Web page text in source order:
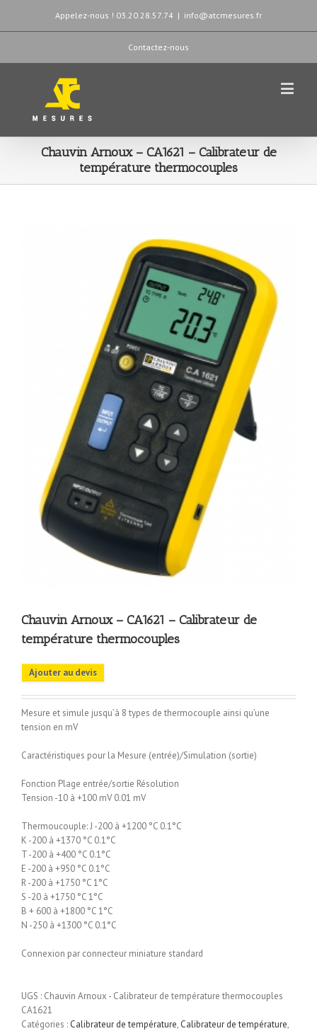
Appelez-nous ! 03.20.28.57.74 | info@atcmesures.fr
Contactez-nous
Chauvin Arnoux – CA1621 – Calibrateur de
température thermocouples
Chauvin Arnoux – CA1621 – Calibrateur de
température thermocouples
Ajouter au devis
Mesure et simule jusqu’à 8 types de thermocouple ainsi qu’une
tension en mV
Caractéristiques pour la Mesure (entrée)/Simulation (sortie)
Fonction Plage entrée/sortie Résolution
Tension -10 à +100 mV 0.01 mV
Thermoucouple: J -200 à +1200 °C 0.1°C
K -200 à +1370 °C 0.1°C
T -200 à +400 °C 0.1°C
E -200 à +950 °C 0.1°C
R -200 à +1750 °C 1°C
S -20 à +1750 °C 1°C
B + 600 à +1800 °C 1°C
N -250 à +1300 °C 0.1°C
Connexion par connecteur miniature standard
UGS : Chauvin Arnoux - Calibrateur de température thermocouples
CA1621
Catégories : Calibrateur de température, Calibrateur de température,